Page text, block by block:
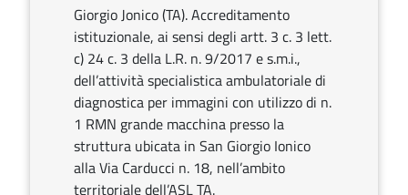
Giorgio Jonico (TA). Accreditamento
istituzionale, ai sensi degli artt. 3 c. 3 lett.
c) 24 c. 3 della L.R. n. 9/2017 e s.m.i.,
dell’attività specialistica ambulatoriale di
diagnostica per immagini con utilizzo di n.
1 RMN grande macchina presso la
struttura ubicata in San Giorgio Ionico
alla Via Carducci n. 18, nell’ambito
territoriale dell’ASL TA.